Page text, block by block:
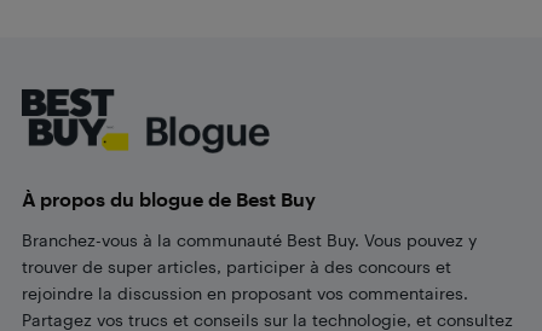
À propos du blogue de Best Buy
Branchez-vous à la communauté Best Buy. Vous pouvez y
trouver de super articles, participer à des concours et
rejoindre la discussion en proposant vos commentaires.
Partagez vos trucs et conseils sur la technologie, et consultez